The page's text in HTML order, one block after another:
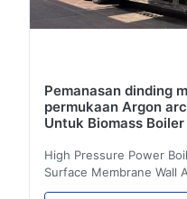
Pemanasan dinding
permukaan Argon
Untuk Biomass Boiler
High Pressure Power
Surface Membrane Wall
For Biomass Boiler